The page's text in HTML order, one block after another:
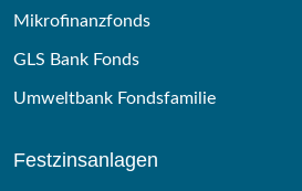
Mikrofinanzfonds
GLS Bank Fonds
Umweltbank Fondsfamilie
Festzinsanlagen